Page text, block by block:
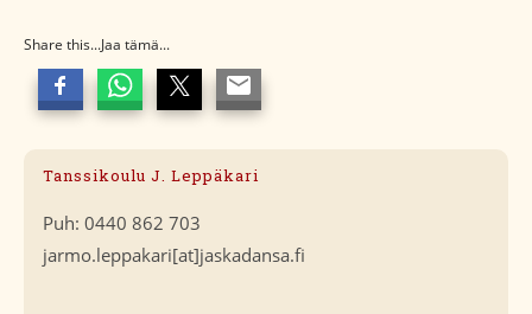
Share this...Jaa tämä...
Tanssikoulu J. Leppäkari
Puh: 0440 862 703
jarmo.leppakari[at]jaskadansa.fi